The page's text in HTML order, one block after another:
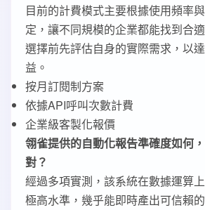
目前的計費模式主要根據使用頻率
定，讓不同規模的企業都能找到合
選擇前先評估自身的實際需求，以
益。
按月訂閱制方案
依據API呼叫次數計費
企業級客製化報價
翎雀提供的自動化報告準確度如何
對？
經過多項實測，該系統在數據運算
極高水準，幾乎能即時產出可信賴